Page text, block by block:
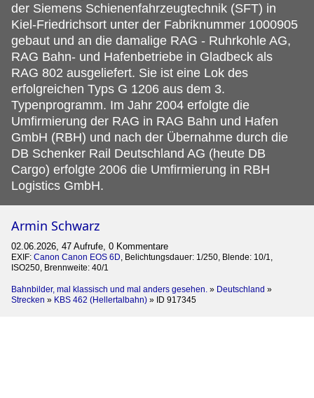
der Siemens Schienenfahrzeugtechnik (SFT) in
Kiel-Friedrichsort unter der Fabriknummer 1000905
gebaut und an die damalige RAG - Ruhrkohle AG,
RAG Bahn- und Hafenbetriebe in Gladbeck als
RAG 802 ausgeliefert. Sie ist eine Lok des
erfolgreichen Typs G 1206 aus dem 3.
Typenprogramm. Im Jahr 2004 erfolgte die
Umfirmierung der RAG in RAG Bahn und Hafen
GmbH (RBH) und nach der Übernahme durch die
DB Schenker Rail Deutschland AG (heute DB
Cargo) erfolgte 2006 die Umfirmierung in RBH
Logistics GmbH.
Armin Schwarz
02.06.2026, 47 Aufrufe, 0 Kommentare
EXIF: Canon Canon EOS 6D, Belichtungsdauer: 1/250, Blende: 10/1,
ISO250, Brennweite: 40/1
Bahnbilder, mal klassisch und mal anders gesehen. » Deutschland »
Strecken » KBS 462 (Hellertalbahn) » ID 917345